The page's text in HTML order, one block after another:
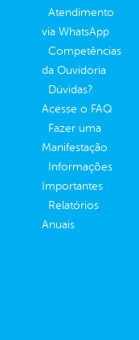
Atendimento
via WhatsApp
Competências
da Ouvidoria
Dúvidas?
Acesse o FAQ
Fazer uma
Manifestação
Informações
Importantes
Relatórios
Anuais